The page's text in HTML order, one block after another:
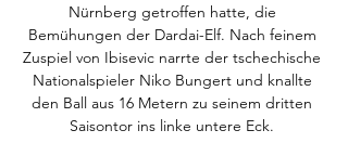
Nürnberg getroffen hatte, die
Bemühungen der Dardai-Elf. Nach feinem
Zuspiel von Ibisevic narrte der tschechische
Nationalspieler Niko Bungert und knallte
den Ball aus 16 Metern zu seinem dritten
Saisontor ins linke untere Eck.